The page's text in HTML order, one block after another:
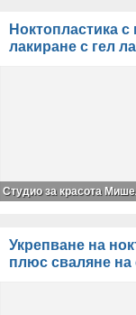
Ноктопластика
лакиране с гел
Студио за красота
Укрепване на
плюс сваляне на